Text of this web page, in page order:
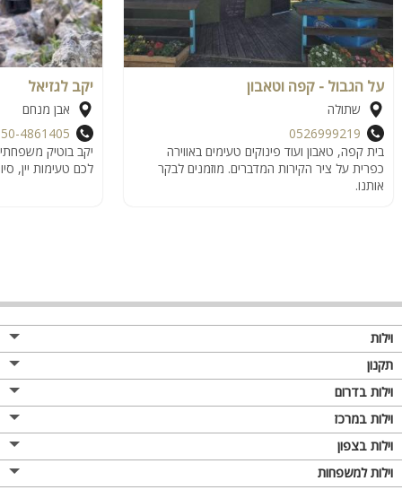
על הגבול - קפה וטאבון
שתולה
0526999219
בית קפה, טאבון ועוד פינוקים טעימים באווירה
כפרית על ציר הקירות המדברים. מוזמנים לבקר
אותנו.
יקב לגזיאל
אבן מנחם
4861405
יקב בוטיק
לכם טעימות יין,
וילות
תקנון
וילות בדרום
וילות במרכז
וילות בצפון
וילות למשפחות